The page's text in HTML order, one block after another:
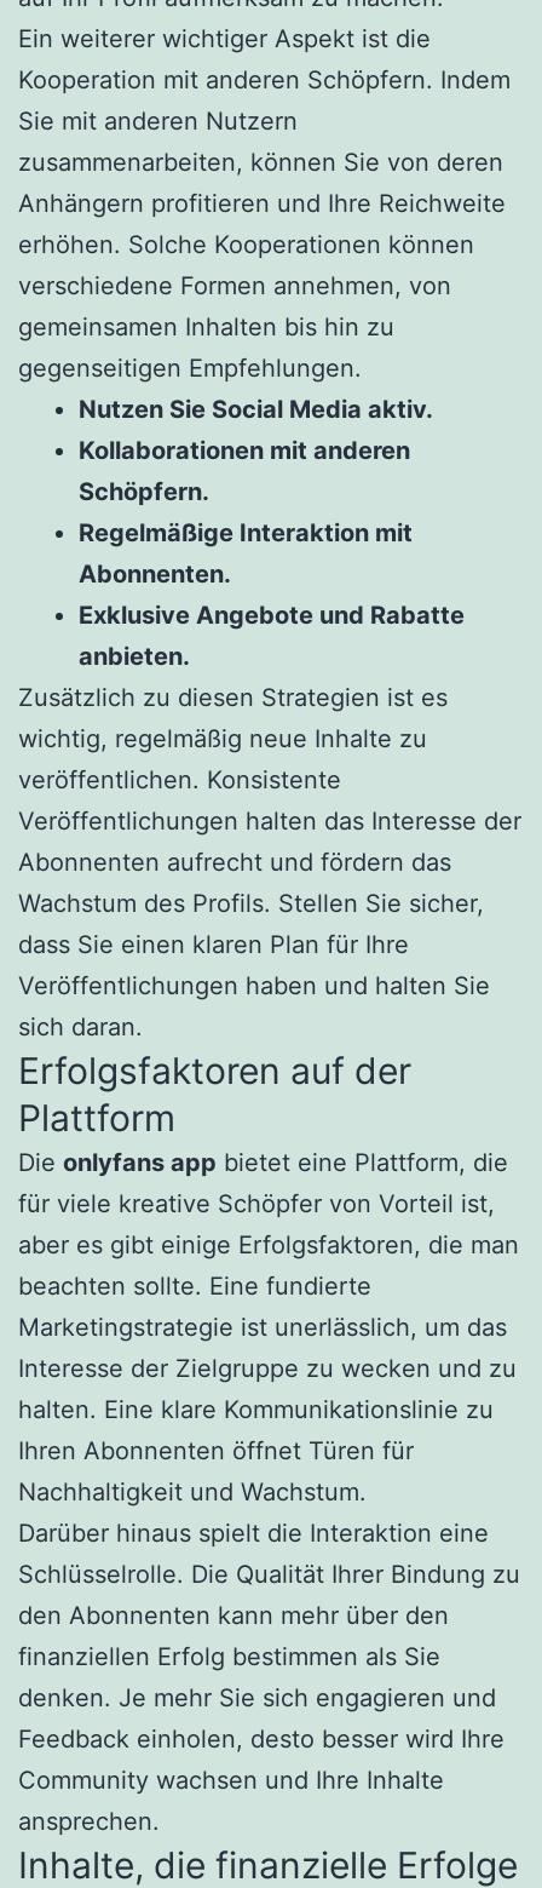
Ein weiterer wichtiger Aspekt ist die
Kooperation mit anderen Schöpfern. Indem
Sie mit anderen Nutzern
zusammenarbeiten, können Sie von deren
Anhängern profitieren und Ihre Reichweite
erhöhen. Solche Kooperationen können
verschiedene Formen annehmen, von
gemeinsamen Inhalten bis hin zu
gegenseitigen Empfehlungen.
Nutzen Sie Social Media aktiv.
Kollaborationen mit anderen
Schöpfern.
Regelmäßige Interaktion mit
Abonnenten.
Exklusive Angebote und Rabatte
anbieten.
Zusätzlich zu diesen Strategien ist es
wichtig, regelmäßig neue Inhalte zu
veröffentlichen. Konsistente
Veröffentlichungen halten das Interesse der
Abonnenten aufrecht und fördern das
Wachstum des Profils. Stellen Sie sicher,
dass Sie einen klaren Plan für Ihre
Veröffentlichungen haben und halten Sie
sich daran.
Erfolgsfaktoren auf der
Plattform
Die onlyfans app bietet eine Plattform, die
für viele kreative Schöpfer von Vorteil ist,
aber es gibt einige Erfolgsfaktoren, die man
beachten sollte. Eine fundierte
Marketingstrategie ist unerlässlich, um das
Interesse der Zielgruppe zu wecken und zu
halten. Eine klare Kommunikationslinie zu
Ihren Abonnenten öffnet Türen für
Nachhaltigkeit und Wachstum.
Darüber hinaus spielt die Interaktion eine
Schlüsselrolle. Die Qualität Ihrer Bindung zu
den Abonnenten kann mehr über den
finanziellen Erfolg bestimmen als Sie
denken. Je mehr Sie sich engagieren und
Feedback einholen, desto besser wird Ihre
Community wachsen und Ihre Inhalte
ansprechen.
Inhalte, die finanzielle Erfolge